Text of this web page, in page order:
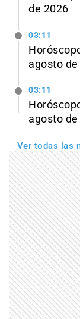
de 2026
03:11
agosto
03:11
agosto
Ver todas las